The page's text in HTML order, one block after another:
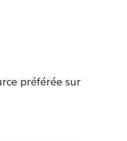
préférée sur